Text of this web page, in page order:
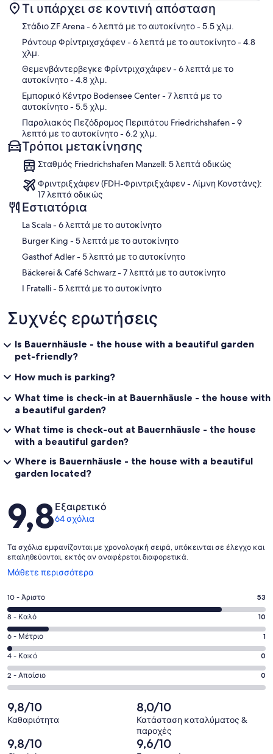
Χάρτης
Τι υπάρχει σε κοντινή απόσταση
Στάδιο ZF Arena- 6 λεπτά με το αυτοκίνητο- 5.5 χλμ.
Ράντουρ Φρίντριχσχάφεν- 6 λεπτά με το αυτοκίνητο- 4.8
χλμ.
Θεμενβάντερβεγκε Φρίντριχσχάφεν- 6 λεπτά με το
αυτοκίνητο- 4.8 χλμ.
Εμπορικό Κέντρο Bodensee Center- 7 λεπτά με το
αυτοκίνητο- 5.5 χλμ.
Παραλιακός Πεζόδρομος Περιπάτου Friedrichshafen- 9
λεπτά με το αυτοκίνητο- 6.2 χλμ.
Τρόποι μετακίνησης
Σταθμός Friedrichshafen Manzell: 5 λεπτά οδικώς
Φριντριξχάφεν (FDH-Φριντριξχάφεν - Λίμνη Κονστάνς):
17 λεπτά οδικώς
Εστιατόρια
‪La Scala - ‬6 λεπτά με το αυτοκίνητο
‪Burger King - ‬5 λεπτά με το αυτοκίνητο
‪Gasthof Adler - ‬5 λεπτά με το αυτοκίνητο
‪Bäckerei & Café Schwarz - ‬7 λεπτά με το αυτοκίνητο
‪I Fratelli - ‬5 λεπτά με το αυτοκίνητο
Συχνές ερωτήσεις
Is Bauernhäusle - the house with a beautiful garden
pet-friendly?
How much is parking?
What time is check-in at Bauernhäusle - the house with
a beautiful garden?
What time is check-out at Bauernhäusle - the house
with a beautiful garden?
Where is Bauernhäusle - the house with a beautiful
garden located?
Σχόλια
9,8Εξαιρετικό
64 σχόλια
Τα σχόλια εμφανίζονται με χρονολογική σειρά, υπόκεινται σε έλεγχο και
επαληθεύονται, εκτός αν αναφέρεται διαφορετικά.
Μάθετε περισσότερα
Ανοίγει
νέο
παράθυρο
Βαθμολογία
10
-
Άριστο.
53
από
64
σχόλια
πελατών
10 - Άριστο 53
Βαθμολογία
8
-
Καλό.
10
από
64
σχόλια
πελατών
8 - Καλό 10
Βαθμολογία
6
-
Μέτριο.
1
από
64
σχόλια
πελατών
6 - Μέτριο 1
Βαθμολογία
4
-
0
από
σχόλια
4 - Κακό 0
Βαθμολογία
2
-
Απαίσιο.
0
από
2 - Απαίσιο 0
9,8/10
Καθαριότητα
8,0/10
Κατάσταση καταλύματος &
παροχές
9,8/10 9,6/10